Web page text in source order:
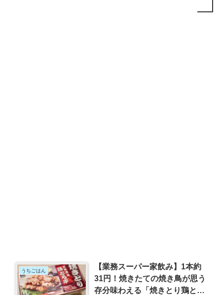
うちごはん
【業務スーパー家飲み】1本約
31円！焼きたての焼き鳥が思う
存分味わえる「焼きとり鶏とろ